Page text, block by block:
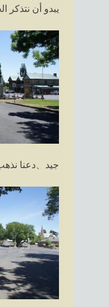
يبدو أن نتذكر
جيد、دعنا